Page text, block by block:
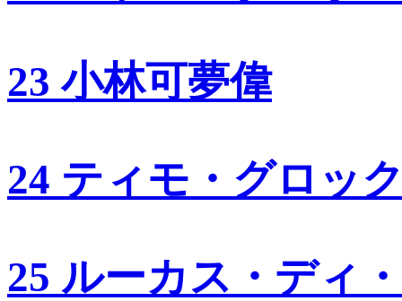
23 小林可夢偉
24 ティモ・グロッ
25 ルーカス・ディ